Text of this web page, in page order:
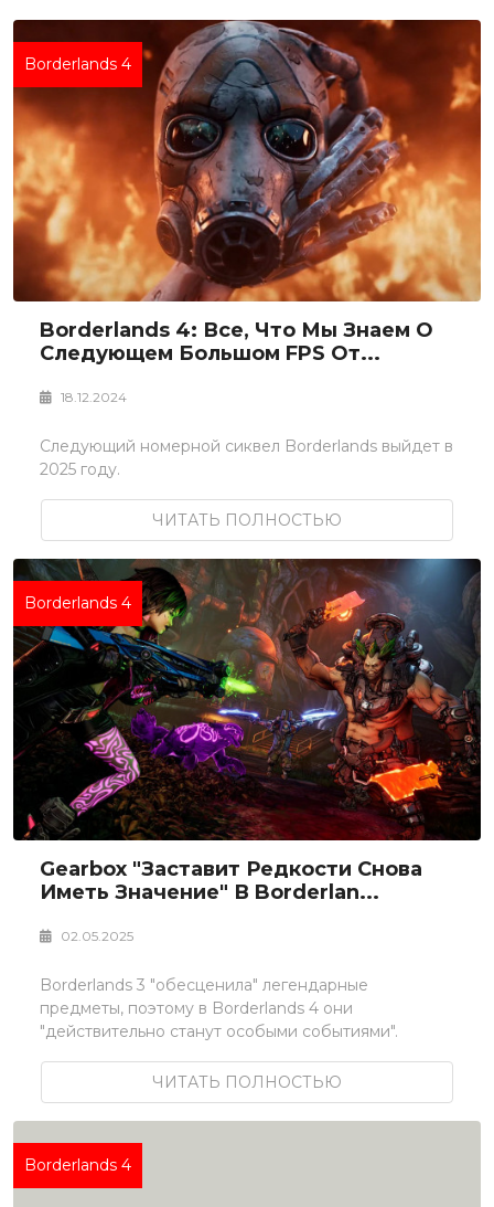
Borderlands 4
Borderlands 4: Все, Что Мы Знаем О
Следующем Большом FPS От...
18.12.2024
Следующий номерной сиквел Borderlands выйдет в
2025 году.
ЧИТАТЬ ПОЛНОСТЬЮ
Borderlands 4
Gearbox "заставит Редкости Снова
Иметь Значение" В Borderlan...
02.05.2025
Borderlands 3 "обесценила" легендарные
предметы, поэтому в Borderlands 4 они
"действительно станут особыми событиями".
ЧИТАТЬ ПОЛНОСТЬЮ
Borderlands 4